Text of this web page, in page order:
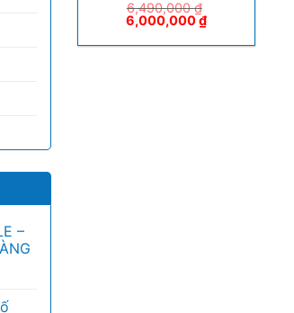
–
6,490,000₫
6,000,000₫